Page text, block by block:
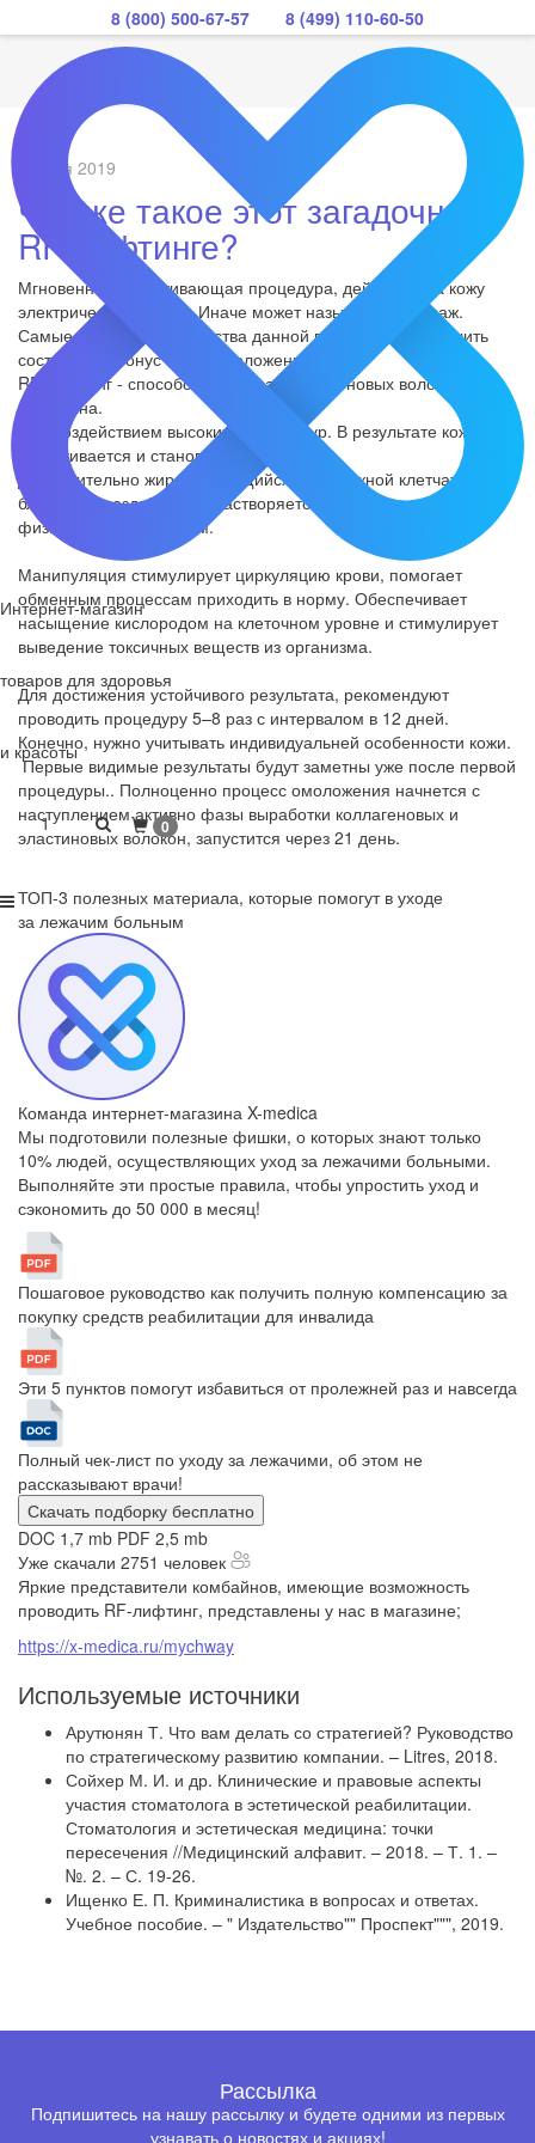
8 (800) 500-67-57 8 (499) 110-60-50
Интернет-магазин
товаров для здоровья
и красоты
1 0
11 мая 2019
Что же такое этот загадочный
RF-лифтинге?
Мгновенно омолаживающая процедура, действует на кожу
электрическим полем. Иначе может называться термаж.
Самые явные преимущества данной процедуры: улучшить
состояние и тонус кожи, омоложение.
RF-лифтинг - способствует образованию новых волокон
коллагена.
Под воздействием высоких температур. В результате кожа
подтягивается и становится гладкой.
Дополнительно жир, находящийся в подкожной клетчатке,
благодаря воздействию, растворяется и выводится
физиологическим путем.
Манипуляция стимулирует циркуляцию крови, помогает
обменным процессам приходить в норму. Обеспечивает
насыщение кислородом на клеточном уровне и стимулирует
выведение токсичных веществ из организма.
Для достижения устойчивого результата, рекомендуют
проводить процедуру 5–8 раз с интервалом в 12 дней.
Конечно, нужно учитывать индивидуальней особенности кожи.
Первые видимые результаты будут заметны уже после первой
процедуры.. Полноценно процесс омоложения начнется с
наступлением активно фазы выработки коллагеновых и
эластиновых волокон, запустится через 21 день.
ТОП-3 полезных материала, которые помогут в уходе
за лежачим больным
Команда интернет-магазина X-medica
Мы подготовили полезные фишки, о которых знают только
10% людей, осуществляющих уход за лежачими больными.
Выполняйте эти простые правила, чтобы упростить уход и
сэкономить до 50 000 в месяц!
Пошаговое руководство как получить полную компенсацию за
покупку средств реабилитации для инвалида
Эти 5 пунктов помогут избавиться от пролежней раз и навсегда
Полный чек-лист по уходу за лежачими, об этом не
рассказывают врачи!
Скачать подборку бесплатно
DOC 1,7 mb PDF 2,5 mb
Уже скачали 2751 человек
Яркие представители комбайнов, имеющие возможность
проводить RF-лифтинг, представлены у нас в магазине;
https://x-medica.ru/mychway
Используемые источники
Арутюнян Т. Что вам делать со стратегией? Руководство
по стратегическому развитию компании. – Litres, 2018.
Сойхер М. И. и др. Клинические и правовые аспекты
участия стоматолога в эстетической реабилитации.
Стоматология и эстетическая медицина: точки
пересечения //Медицинский алфавит. – 2018. – Т. 1. –
№. 2. – С. 19-26.
Ищенко Е. П. Криминалистика в вопросах и ответах.
Учебное пособие. – " Издательство"" Проспект""", 2019.
Рассылка
Подпишитесь на нашу рассылку и будете одними из первых
узнавать о новостях и акциях!